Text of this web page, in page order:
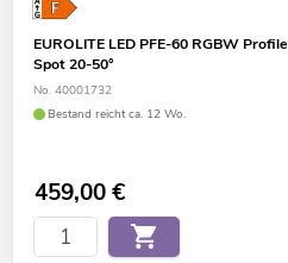
EUROLITE LED PFE-60 RGBW Profile
Spot 20-50°
No. 40001732
Bestand reicht ca. 12 Wo.
459,00€